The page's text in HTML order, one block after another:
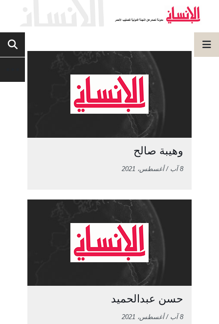
وهيبة صالح
8 آب / أغسطس، 2021
حسن عبدالحميد
8 آب / أغسطس، 2021